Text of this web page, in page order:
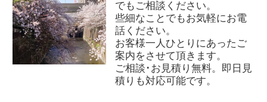
でもご相談ください。
些細なことでもお気軽にお電
話ください。
お客様一人ひとりにあったご
案内をさせて頂きます。
ご相談･お見積り無料。即日見
積りも対応可能です。